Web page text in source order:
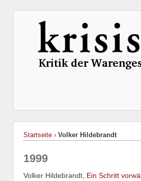
Startseite › Volker Hildebrandt
1999
Volker Hildebrandt, Ein Schritt